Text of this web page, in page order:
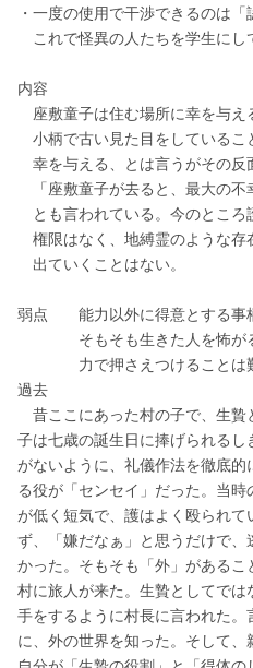
・一度の使用で干渉できるのは
これで怪異の人たちを学生にし
内容
座敷童子は住む場所に幸を与え
小柄で古い見た目をしているこ
幸を与える、とは言うがその反
「座敷童子が去ると、最大の不
とも言われている。今のところ
権限はなく、地縛霊のような存
出ていくことはない。
弱点　　能力以外に得意とする事
そもそも生きた人を怖が
力で押さえつけることは難
過去
昔ここにあった村の子で、生贄
子は七歳の誕生日に捧げられる
がないように、礼儀作法を徹底的
る役が「センセイ」だった。当
が低く短気で、護はよく殴られ
ず、「嫌だなぁ」と思うだけで
かった。そもそも「外」があるこ
村に旅人が来た。生贄としてで
手をするように村長に言われた
に、外の世界を知った。そして